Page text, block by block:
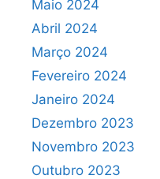
Maio 2024
Abril 2024
Março 2024
Fevereiro 2024
Janeiro 2024
Dezembro 2023
Novembro 2023
Outubro 2023